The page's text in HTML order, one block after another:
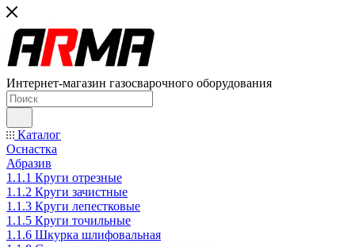
Интернет-магазин газосварочного оборудования
Каталог
Оснастка
Абразив
1.1.1 Круги отрезные
1.1.2 Круги зачистные
1.1.3 Круги лепестковые
1.1.5 Круги точильные
1.1.6 Шкурка шлифовальная